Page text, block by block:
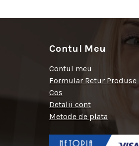
Contul Meu
Contul meu
Formular Retur Produse
Cos
Detalii cont
Metode de plata